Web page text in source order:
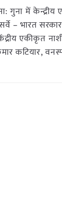
गुना में केन्द्रीय
– भारत
एकीकृत
कटियार,